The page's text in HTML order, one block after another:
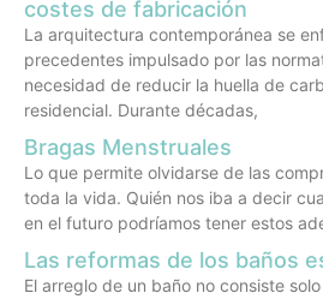
costes de fabricación
La arquitectura contemporánea se
precedentes impulsado por las
necesidad de reducir la huella de
residencial. Durante décadas,
Bragas Menstruales
Lo que permite olvidarse de las
toda la vida. Quién nos iba a decir
en el futuro podríamos tener estos
Las reformas de los baños
El arreglo de un baño no consiste